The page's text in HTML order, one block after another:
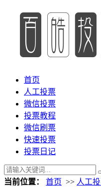
首页
人工投票
微信投票
投票教程
微信刷票
快速投票
投票日记
当前位置： 首页 >> 人工